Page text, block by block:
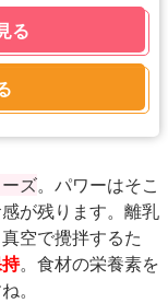
る
ズ。パワーはそこ
が残ります。離乳
空で攪拌するた
。食材の栄養素を
。